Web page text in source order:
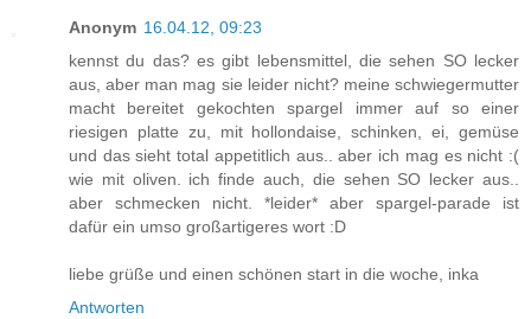
Anonym 16.04.12, 09:23
kennst du das? es gibt lebensmittel, die sehen SO lecker
aus, aber man mag sie leider nicht? meine schwiegermutter
macht bereitet gekochten spargel immer auf so einer
riesigen platte zu, mit hollondaise, schinken, ei, gemüse
und das sieht total appetitlich aus.. aber ich mag es nicht :(
wie mit oliven. ich finde auch, die sehen SO lecker aus..
aber schmecken nicht. *leider* aber spargel-parade ist
dafür ein umso großartigeres wort :D
liebe grüße und einen schönen start in die woche, inka
Antworten